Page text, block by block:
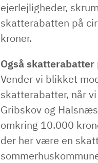
ejerlejligheder,
skatterabatten på
kroner.
Også
Vender vi blikket
skatterabatter, når
Gribskov og
omkring 10.000
der her være en